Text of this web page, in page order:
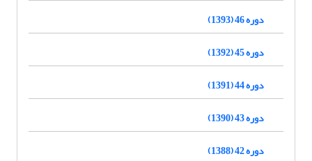
دوره 46 (1393)
دوره 45 (1392)
دوره 44 (1391)
دوره 43 (1390)
دوره 42 (1388)